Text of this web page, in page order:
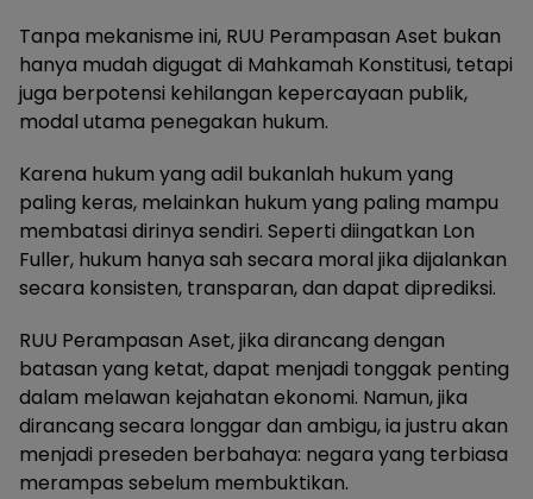
Tanpa mekanisme ini, RUU Perampasan Aset bukan
hanya mudah digugat di Mahkamah Konstitusi, tetapi
juga berpotensi kehilangan kepercayaan publik,
modal utama penegakan hukum.
Karena hukum yang adil bukanlah hukum yang
paling keras, melainkan hukum yang paling mampu
membatasi dirinya sendiri. Seperti diingatkan Lon
Fuller, hukum hanya sah secara moral jika dijalankan
secara konsisten, transparan, dan dapat diprediksi.
RUU Perampasan Aset, jika dirancang dengan
batasan yang ketat, dapat menjadi tonggak penting
dalam melawan kejahatan ekonomi. Namun, jika
dirancang secara longgar dan ambigu, ia justru akan
menjadi preseden berbahaya: negara yang terbiasa
merampas sebelum membuktikan.